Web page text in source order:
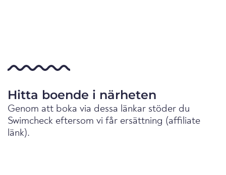
Hitta boende i närheten
Genom att boka via dessa länkar stöder du
Swimcheck eftersom vi får ersättning (affiliate
länk).